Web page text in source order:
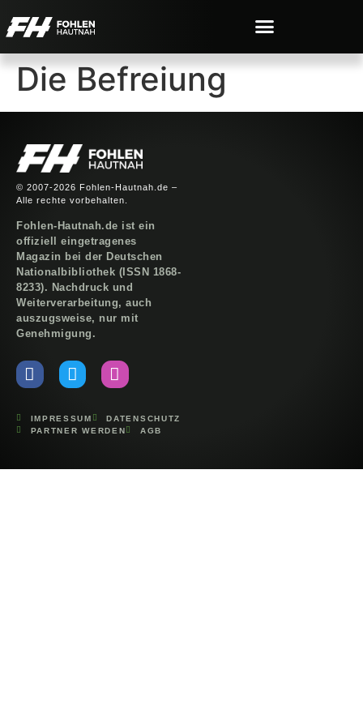
Die Befreiung
© 2007-2026 Fohlen-Hautnah.de –
Alle rechte vorbehalten.
Fohlen-Hautnah.de ist ein
offiziell eingetragenes
Magazin bei der Deutschen
Nationalbibliothek (ISSN 1868-
8233). Nachdruck und
Weiterverarbeitung, auch
auszugsweise, nur mit
Genehmigung.
IMPRESSUM
DATENSCHUTZ
PARTNER WERDEN
AGB